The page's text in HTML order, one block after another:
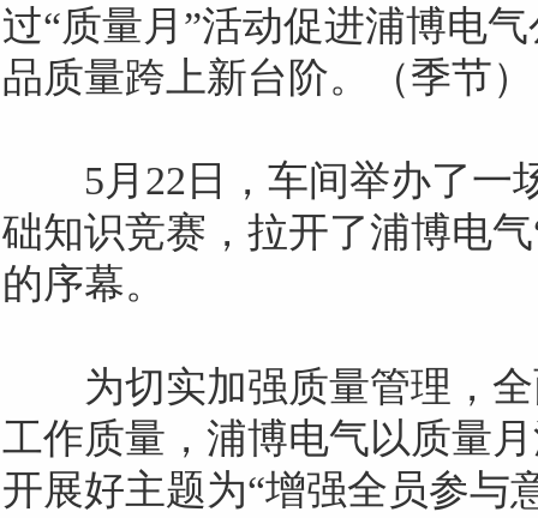
过“质量月”活动促进浦博电
品质量跨上新台阶。（季节）
5月 22 日，车间举办了一
础知识竞赛，拉开了浦博电
的序幕。
为切实加强质量管理，全
工作质量，浦博电气以质量
开展好主题为“增强全员参与